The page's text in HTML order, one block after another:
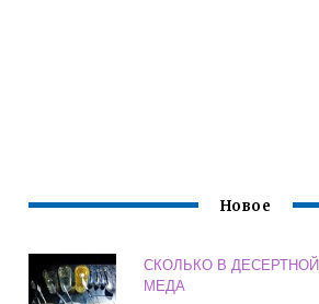
Новое
СКОЛЬКО В
МЕДА